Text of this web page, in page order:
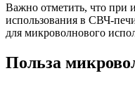
Важно отметить, что при
использования в СВЧ-
для микроволнового
Польза